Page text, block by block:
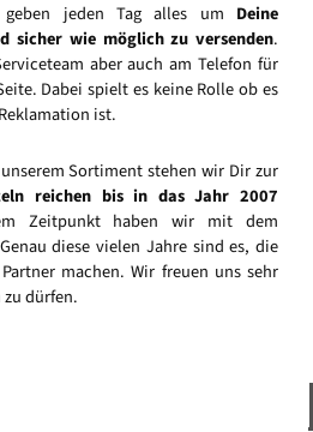
jeden Tag alles um Deine
sicher wie möglich zu versenden.
aber auch am Telefon für
Dabei spielt es keine Rolle ob es
ist.
Sortiment stehen wir Dir zur
reichen bis in das Jahr 2007
Zeitpunkt haben wir mit dem
diese vielen Jahre sind es, die
machen. Wir freuen uns sehr
dürfen.